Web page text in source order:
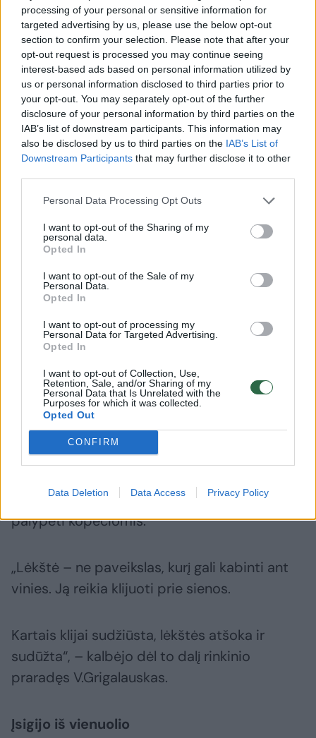
processing of your personal or sensitive information for
targeted advertising by us, please use the below opt-out
section to confirm your selection. Please note that after your
opt-out request is processed you may continue seeing
interest-based ads based on personal information utilized by
us or personal information disclosed to third parties prior to
your opt-out. You may separately opt-out of the further
disclosure of your personal information by third parties on the
IAB’s list of downstream participants. This information may
also be disclosed by us to third parties on the IAB’s List of
Downstream Participants that may further disclose it to other
Personal Data Processing Opt Outs
I want to opt-out of the Sharing of my
personal data.
Opted In
I want to opt-out of the Sale of my
Personal Data.
Opted In
I want to opt-out of processing my
Personal Data for Targeted Advertising.
Opted In
I want to opt-out of Collection, Use,
Retention, Sale, and/or Sharing of my
Personal Data that Is Unrelated with the
Purposes for which it was collected.
Opted Out
CONFIRM
Data Deletion Data Access Privacy Policy
sienas irgi puošė lėkštėmis – marinistinės
tematikos dirbiniais su istorinių burlaivių,
uostų, krantinių atvaizdais.
Nemažai lėkščių Vaclovui padovanojo
pažįstami laivų kapitonai, kiti uosto įmonių
darbuotojai.
gražią lėkštę net virpėti pradedu“, – sakė
V.Grigalauskas.
Dalis kolekcijos sudužo
Anksčiau kolekcininko žmona Gražina,
išvydusi naują eksponatą, labai
nesidžiaugdavo – juk nuo jų tenka nuolat
šluostyti dulkes.
Prieš kelerius metus išėjęs į užtarnautą poilsį
V.Grigalauskas dabar pats specialiu šepetėliu
pasiekti aukščiau esančius eksponatus tenka
palypėti kopėčiomis.
„Lėkštė – ne paveikslas, kurį gali kabinti ant
vinies. Ją reikia klijuoti prie sienos.
Kartais klijai sudžiūsta, lėkštės atšoka ir
sudūžta“, – kalbėjo dėl to dalį rinkinio
praradęs V.Grigalauskas.
Įsigijo iš vienuolio